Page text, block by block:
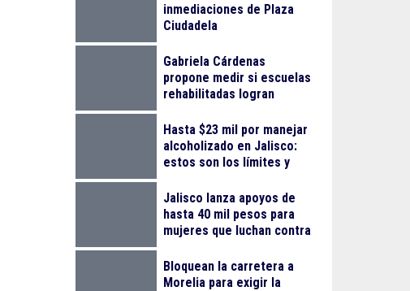
inmediaciones de Plaza
Ciudadela
Gabriela Cárdenas
propone medir si escuelas
rehabilitadas logran
escolar
Hasta $23 mil por manejar
alcoholizado en Jalisco:
estos son los límites y
Jalisco lanza apoyos de
hasta 40 mil pesos para
mujeres que luchan contra
Bloquean la carretera a
Morelia para exigir la